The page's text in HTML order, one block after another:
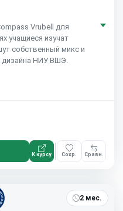
Vrubell для
учащиеся изучат
собственный микс и
НИУ ВШЭ.
К курсу Сохр. Сравн.
2 мес.